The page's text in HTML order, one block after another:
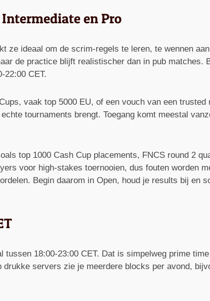
en Pro
ideaal om de scrim-regels te leren, te wennen
de practice blijft realistischer dan in pub matches.
22:00 CET.
vaak top 5000 EU, of een vouch van een trusted
tournaments brengt. Toegang komt meestal
top 1000 Cash Cup placements, FNCS round 2
voor high-stakes toernooien, dus fouten worden
Begin daarom in Open, houd je results bij en
18:00-23:00 CET. Dat is simpelweg prime
servers zie je meerdere blocks per avond,